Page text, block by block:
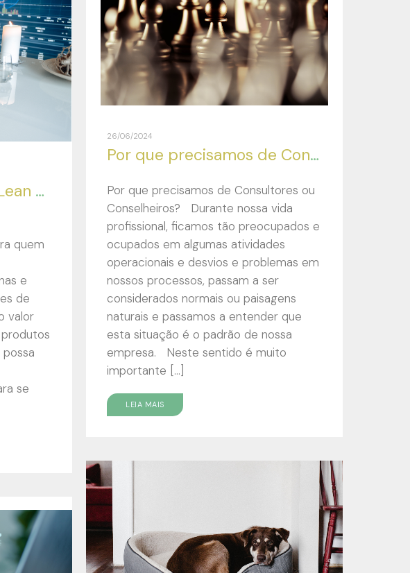
26/06/2024
Por que precisamos de Consultores ou Conselheiros?
Por que precisamos de Consultores ou
Conselheiros? Durante nossa vida
profissional, ficamos tão preocupados e
ocupados em algumas atividades
operacionais e desvios e problemas em
nossos processos, passam a ser
considerados normais ou paisagens
naturais e passamos a entender que
esta situação é o padrão de nossa
empresa. Neste sentido é muito
importante […]
LEIA MAIS
Formação de Preço x Lean Manufacturing x Inovação:
quem
e
de
valor
se